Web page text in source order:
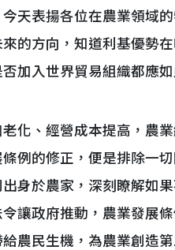
天表揚各位在農業領域
的方向，知道利基優勢
加入世界貿易組織都應如
、經營成本提高，農業
例的修正，便是排除一
身於農家，深刻瞭解如
讓政府推動，農業發展
農民生機，為農業創造